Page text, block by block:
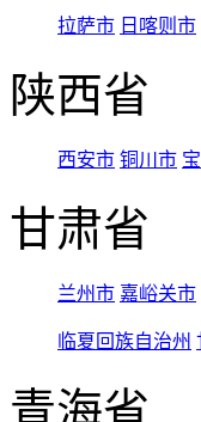
拉萨市 日喀则市
陕西省
西安市 铜川市
甘肃省
兰州市 嘉峪关市
临夏回族自治州
青海省